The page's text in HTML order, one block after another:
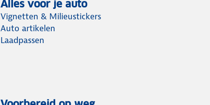
Alles voor je auto
Vignetten & Milieustickers
Auto artikelen
Laadpassen